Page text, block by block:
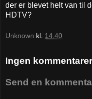
der er blevet helt van til
HDTV?
Unknown kl. 14.40
Ingen
Send en